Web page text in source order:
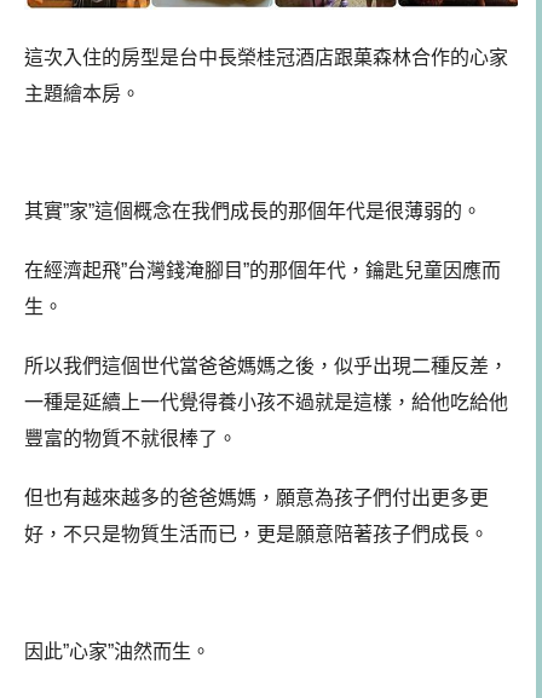
這次入住的房型是台中長榮桂冠酒店跟菓森林合作的心家
主題繪本房。
其實”家”這個概念在我們成長的那個年代是很薄弱的。
在經濟起飛”台灣錢淹腳目”的那個年代，鑰匙兒童因應而
生。
所以我們這個世代當爸爸媽媽之後，似乎出現二種反差，
一種是延續上一代覺得養小孩不過就是這樣，給他吃給他
豐富的物質不就很棒了。
但也有越來越多的爸爸媽媽，願意為孩子們付出更多更
好，不只是物質生活而已，更是願意陪著孩子們成長。
因此”心家”油然而生。